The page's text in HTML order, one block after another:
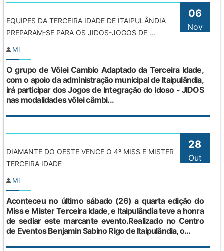
06
Nov
EQUIPES DA TERCEIRA IDADE DE ITAIPULÂNDIA
PREPARAM-SE PARA OS JIDOS-JOGOS DE ...
MI
O grupo de Vôlei Cambio Adaptado da Terceira Idade,
com o apoio da administração municipal de Itaipulândia,
irá participar dos Jogos de Integração do Idoso - JIDOS
nas modalidades vôlei câmbi...
28
Out
DIAMANTE DO OESTE VENCE O 4º MISS E MISTER
TERCEIRA IDADE
MI
Aconteceu no último sábado (26) a quarta edição do
Miss e Mister Terceira Idade, e Itaipulândia teve a honra
de sediar este marcante evento.Realizado no Centro
de Eventos Benjamin Sabino Rigo de Itaipulândia, o...